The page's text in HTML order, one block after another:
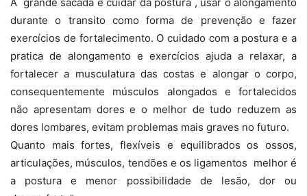
durante o transito como forma de prevenção e fazer
exercícios de fortalecimento. O cuidado com a postura e a
pratica de alongamento e exercícios ajuda a relaxar, a
fortalecer a musculatura das costas e alongar o corpo,
consequentemente músculos alongados e fortalecidos
não apresentam dores e o melhor de tudo reduzem as
dores lombares, evitam problemas mais graves no futuro.
Quanto mais fortes, flexíveis e equilibrados os ossos,
articulações, músculos, tendões e os ligamentos melhor é
a postura e menor possibilidade de lesão, dor ou